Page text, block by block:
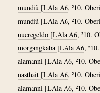
mundiũ [LAla A6, ²10.
mundiũ [LAla A6, ²10.
uueregeldo [LAla A6, ²10.
morgangkaba [LAla A6,
alamanni [LAla A6, ²10.
nasthait [LAla A6, ²10.
alamanni [LAla A6, ²10.